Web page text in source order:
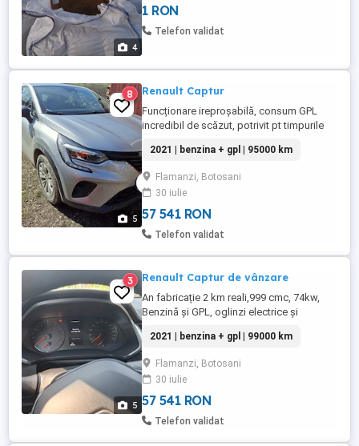
4
1 RON
Telefon validat
5
8 Renault Captur
Funcționare ireproșabilă, consum GPL
incredibil de scăzut, potrivit pt timpurile
geamuri electrice față și spate, cârlig
remorcare, 999 cmc, 74 kw, mai multe
detalii la telefon
2021 | benzina + gpl | 95000 km
Flamanzi, Botosani
30 iulie
57 541 RON
Telefon validat
5
3 Renault Captur de vânzare
An fabricație 2 km reali,999 cmc, 74kw,
Benzină și GPL, oglinzi electrice și
cârlig remorcare omologat, AC funcțional,
pilot automat, limitator de viteză, asistență
la plecarea din rampă, senzori parcare
spate, mașina nu necesită nici o investiție
financiară, ...
2021 | benzina + gpl | 99000 km
Flamanzi, Botosani
30 iulie
57 541 RON
Telefon validat